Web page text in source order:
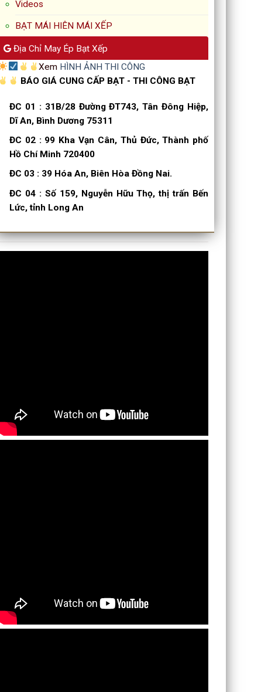
Videos
BẠT MÁI HIÊN MÁI XẾP
Địa Chỉ May Ép Bạt Xếp
Xem HÌNH ẢNH THI CÔNG
BÁO GIÁ CUNG CẤP BẠT - THI CÔNG BẠT
ĐC 01 : 31B/28 Đường ĐT743, Tân Đông Hiệp,
Dĩ An, Bình Dương 75311
ĐC 02: 99 Kha Vạn Cân, Thủ Đức, Thành phố
Hồ Chí Minh 720400
ĐC 03 : 39 Hóa An, Biên Hòa Đồng Nai.
ĐC 04 : Số 159, Nguyễn Hữu Thọ, thị trấn Bến
Lức, tỉnh Long An